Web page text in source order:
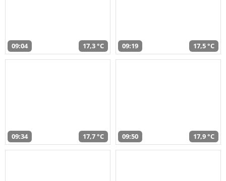
09:04 17,3 °C 09:19 17,5 °C
09:34 17,7 °C 09:50 17,9 °C